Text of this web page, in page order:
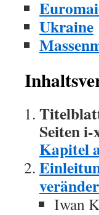
Ukraine
Seiten
Kapitel
Iwan